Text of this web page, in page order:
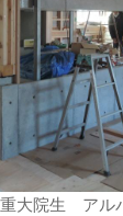
重大院生 ア